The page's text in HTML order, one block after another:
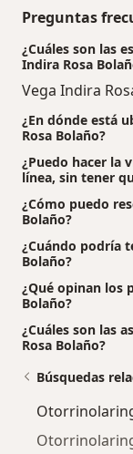
Preguntas
¿Cuáles son las
Indira Rosa
Vega Indira
¿En dónde está
Rosa Bolaño?
¿Puedo hacer la
línea, sin tener
¿Cómo puedo
Bolaño?
¿Cuándo podría
Bolaño?
¿Qué opinan los
Bolaño?
¿Cuáles son las
Rosa Bolaño?
Búsquedas